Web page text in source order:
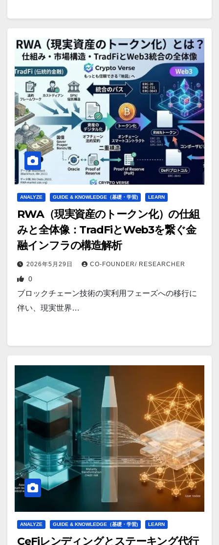
ANALYZE GUIDE & KNOWLEDGE（基礎・学習) LEARN
RWA（現実資産のトークン化）の仕組
みと全体像：TradFiとWeb3を繋ぐ金
融インフラの構造解析
2026年5月29日 CO-FOUNDER/ RESEARCHER
0
ブロックチェーン技術の実利用フェーズへの移行に
伴い、現実世界…
ANALYZE GUIDE & KNOWLEDGE（基礎・学習) LEARN
CeFiレンディングとステーキング代行